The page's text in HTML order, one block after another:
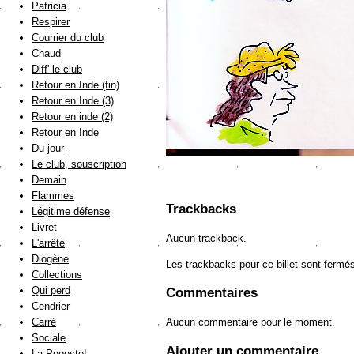
Trackbacks
Aucun trackback.
Les trackbacks pour ce billet sont
Commentaires
Aucun commentaire pour le moment.
Ajouter un commentaire
Patricia
Respirer
Courrier du club
Chaud
Diff' le club
Retour en Inde (fin)
Retour en Inde (3)
Retour en inde (2)
Retour en Inde
Du jour
Le club, souscription
Demain
Flammes
Légitime défense
Livret
L'arrêté
Diogène
Collections
Qui perd
Cendrier
Carré
Sociale